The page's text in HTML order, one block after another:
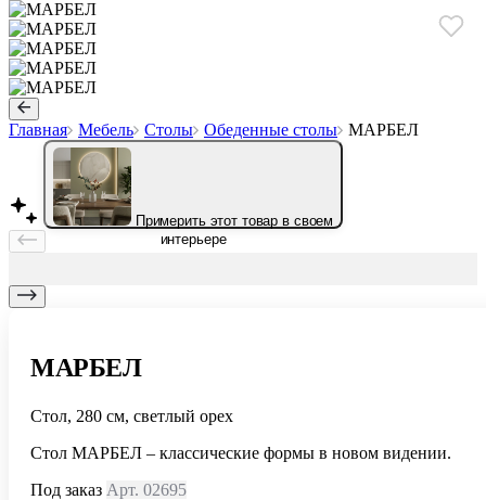
Главная Мебель Столы Обеденные столы МАРБЕЛ
Примерить этот товар в своем
интерьере
МАРБЕЛ
Стол, 280 см, светлый орех
Стол МАРБЕЛ – классические формы в новом видении.
Под заказ Арт. 02695